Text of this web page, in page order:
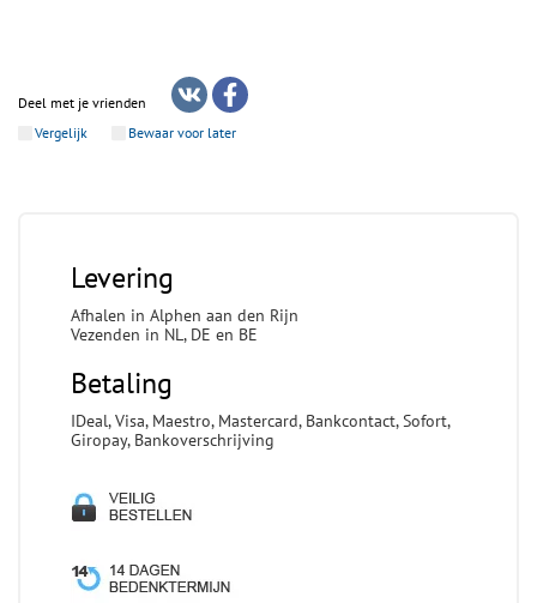
Deel met je vrienden
Vergelijk
Bewaar voor later
Levering
Afhalen in Alphen aan den Rijn
Vezenden in NL, DE en BE
Betaling
IDeal, Visa, Maestro, Mastercard, Bankcontact, Sofort,
Giropay, Bankoverschrijving